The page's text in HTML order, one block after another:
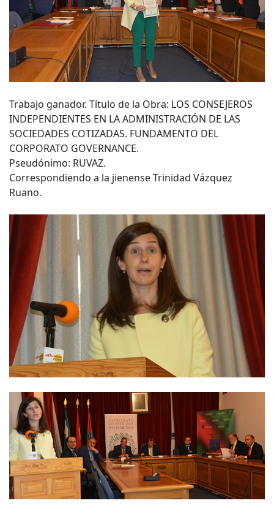
Trabajo ganador. Título de la Obra: LOS CONSEJEROS
INDEPENDIENTES EN LA ADMINISTRACIÓN DE LAS
SOCIEDADES COTIZADAS. FUNDAMENTO DEL
CORPORATO GOVERNANCE.
Pseudónimo: RUVAZ.
Correspondiendo a la jienense Trinidad Vázquez
Ruano.